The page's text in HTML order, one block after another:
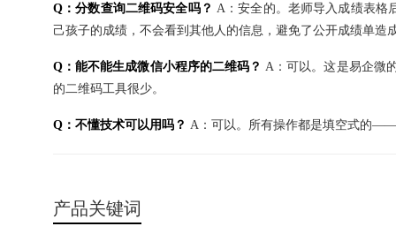
Q：分数查询二维码安全吗？ A：安全的。老师导入成绩表格
己孩子的成绩，不会看到其他人的信息，避免了公开成绩单造
Q：能不能生成微信小程序的二维码？ A：可以。这是易企微
的二维码工具很少。
Q：不懂技术可以用吗？ A：可以。所有操作都是填空式的
产品关键词